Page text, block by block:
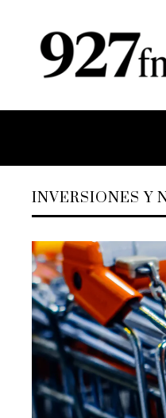
INVERSIONES Y